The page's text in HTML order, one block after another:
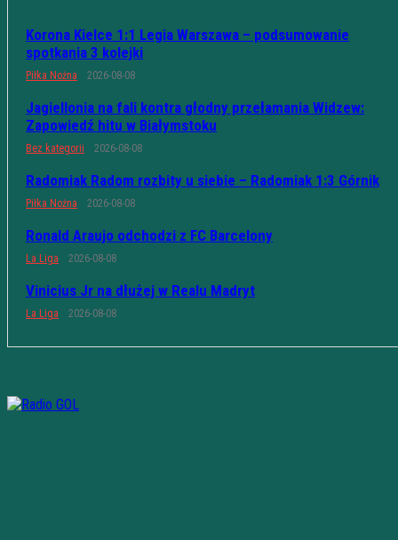
Korona Kielce 1:1 Legia Warszawa – podsumowanie
spotkania 3 kolejki
Piłka Nożna 2026-08-08
Jagiellonia na fali kontra głodny przełamania Widzew:
Zapowiedź hitu w Białymstoku
Bez kategorii 2026-08-08
Radomiak Radom rozbity u siebie – Radomiak 1:3 Górnik
Piłka Nożna 2026-08-08
Ronald Araujo odchodzi z FC Barcelony
La Liga 2026-08-08
Vinicius Jr na dłużej w Realu Madryt
La Liga 2026-08-08